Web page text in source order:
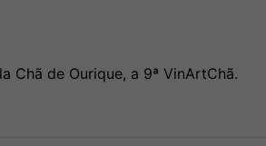
Chã de Ourique, a 9ª VinArtChã.